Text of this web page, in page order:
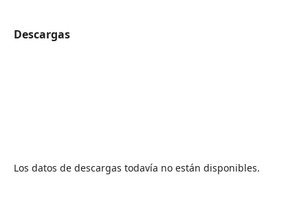
Descargas
Los datos de descargas todavía no están disponibles.